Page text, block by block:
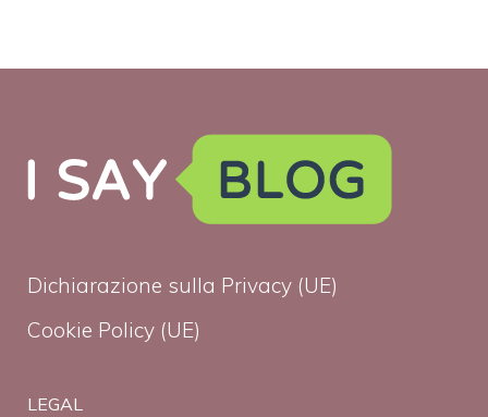
Dichiarazione sulla Privacy (UE)
Cookie Policy (UE)
LEGAL